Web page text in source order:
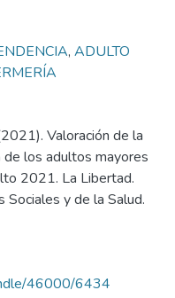
, ADULTO
Valoración de la
de los adultos mayores
2021. La Libertad.
Sociales y de la Salud.
46000/6434